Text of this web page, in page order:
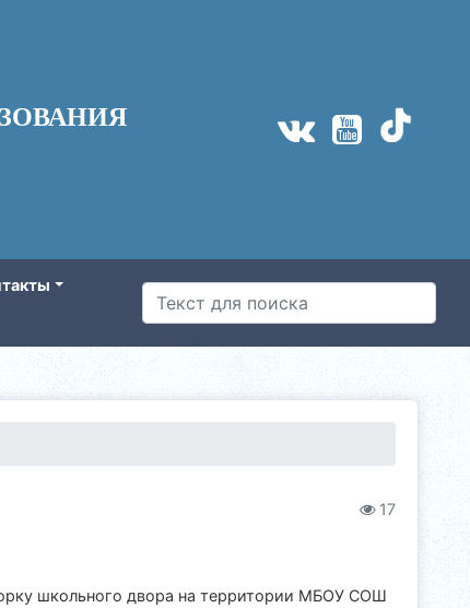
17
школьного двора на территории МБОУ СОШ